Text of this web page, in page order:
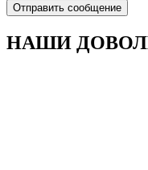
Отправить сообщение
НАШИ